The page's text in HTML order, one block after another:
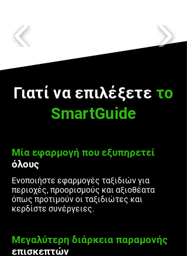
Γιατί να επιλέξετε το
SmartGuide
Μία εφαρμογή που εξυπηρετεί
όλους
Ενοποιήστε εφαρμογές ταξιδιών για
περιοχές, προορισμούς και αξιοθέατα
όπως προτιμούν οι ταξιδιώτες και
κερδίστε συνέργειες.
Μεγαλύτερη διάρκεια παραμονής
επισκεπτών